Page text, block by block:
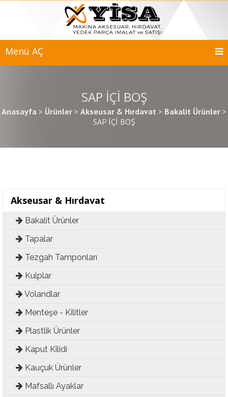
Menü AÇ
SAP İÇİ BOŞ
Anasayfa > Ürünler > Akseusar & Hırdavat > Bakalit Ürünler >
SAP İÇİ BOŞ
Akseusar & Hırdavat
Bakalit Ürünler
Tapalar
Tezgah Tamponları
Kulplar
Volandlar
Menteşe - Kilitler
Plastlik Ürünler
Kaput Kilidi
Kauçuk Ürünler
Mafsallı Ayaklar